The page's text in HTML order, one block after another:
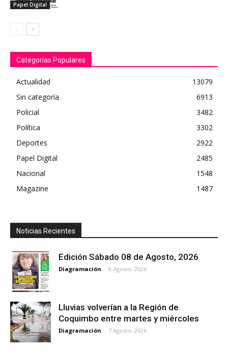
Papel Digital
Categorías Populares
Actualidad
13079
Sin categoría
6913
Policial
3482
Política
3302
Deportes
2922
Papel Digital
2485
Nacional
1548
Magazine
1487
Noticias Recientes
Edición Sábado 08 de Agosto, 2026
Diagramación - 8 Agosto, 2026
Lluvias volverían a la Región de
Coquimbo entre martes y miércoles
Diagramación - 7 Agosto, 2026